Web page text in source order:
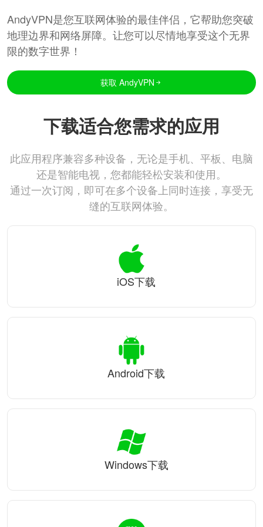
AndyVPN是您互联网体验的最佳伴侣，它帮助您突破
地理边界和网络屏障。让您可以尽情地享受这个无界
限的数字世界！
获取 AndyVPN
下载适合您需求的应用
此应用程序兼容多种设备，无论是手机、平板、电脑
还是智能电视，您都能轻松安装和使用。
通过一次订阅，即可在多个设备上同时连接，享受无
缝的互联网体验。
iOS下载
Android下载
Windows下载